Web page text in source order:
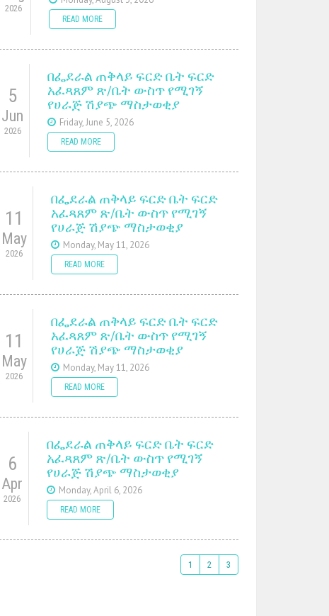
2026
READ MORE
5
Jun
2026
በፌደራል ጠቅላይ ፍርድ ቤት ፍርድ
አፈጻጸም ጽ/ቤት ውስጥ የሚገኝ
የሀራጅ ሽያጭ ማስታወቂያ
Friday, June 5, 2026
READ MORE
11
May
2026
በፌደራል ጠቅላይ ፍርድ ቤት ፍርድ
አፈጻጸም ጽ/ቤት ውስጥ የሚገኝ
የሀራጅ ሽያጭ ማስታወቂያ
Monday, May 11, 2026
READ MORE
11
May
2026
በፌደራል ጠቅላይ ፍርድ ቤት ፍርድ
አፈጻጸም ጽ/ቤት ውስጥ የሚገኝ
የሀራጅ ሽያጭ ማስታወቂያ
Monday, May 11, 2026
READ MORE
6
Apr
2026
በፌደራል ጠቅላይ ፍርድ ቤት ፍርድ
አፈጻጸም ጽ/ቤት ውስጥ የሚገኝ
የሀራጅ ሽያጭ ማስታወቂያ
Monday, April 6, 2026
READ MORE
1 2 3